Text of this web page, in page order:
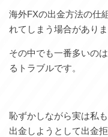
海外FXの出金方法の仕
れてしまう場合がありま
その中でも一番多いの
るトラブルです。
恥ずかしながら実は私
出金しようとして出金